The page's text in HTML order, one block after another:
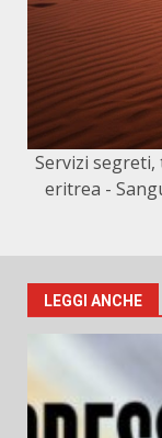
Servizi
eritrea -
LEGGI ANCHE